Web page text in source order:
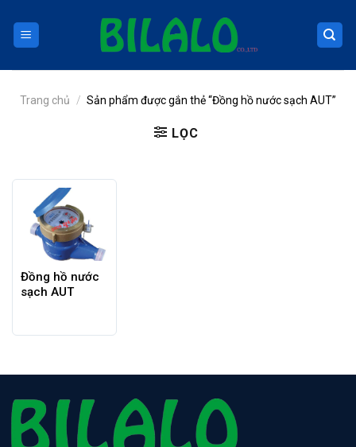
content
Trang chủ / Sản phẩm được gắn thẻ “Đồng hồ nước sạch AUT”
LỌC
Đồng hồ nước
sạch AUT